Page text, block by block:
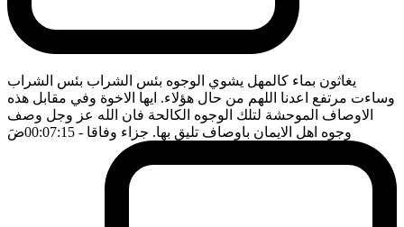
يغاثون بماء كالمهل يشوي الوجوه بئس الشراب بئس الشراب
وساءت مرتفع اعدنا اللهم من حال هؤلاء. ايها الاخوة وفي مقابل هذه
الاوصاف الموحشة لتلك الوجوه الكالحة فان الله عز وجل وصف
وجوه اهل الايمان باوصاف تليق بها. جزاء وفاقا - 00:07:15 ضَ